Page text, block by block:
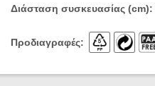
Διάσταση συσκευασίας (cm):
Προδιαγραφές: